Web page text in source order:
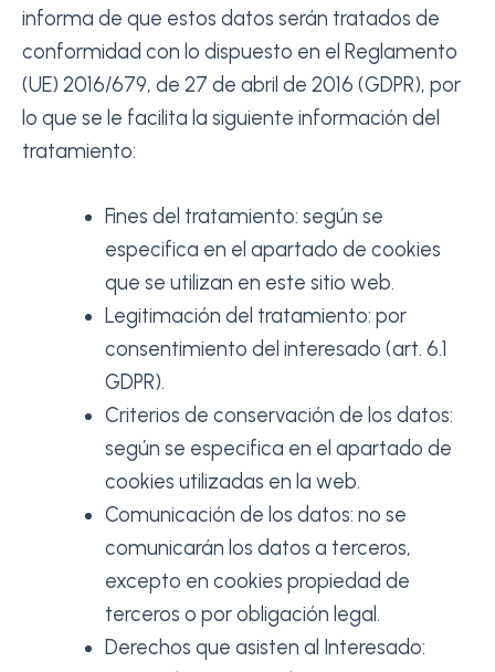
informa de que estos datos serán tratados de
conformidad con lo dispuesto en el Reglamento
(UE) 2016/679, de 27 de abril de 2016 (GDPR), por
lo que se le facilita la siguiente información del
tratamiento:
Fines del tratamiento: según se
especifica en el apartado de cookies
que se utilizan en este sitio web.
Legitimación del tratamiento: por
consentimiento del interesado (art. 6.1
GDPR).
Criterios de conservación de los datos:
según se especifica en el apartado de
cookies utilizadas en la web.
Comunicación de los datos: no se
comunicarán los datos a terceros,
excepto en cookies propiedad de
terceros o por obligación legal.
Derechos que asisten al Interesado: